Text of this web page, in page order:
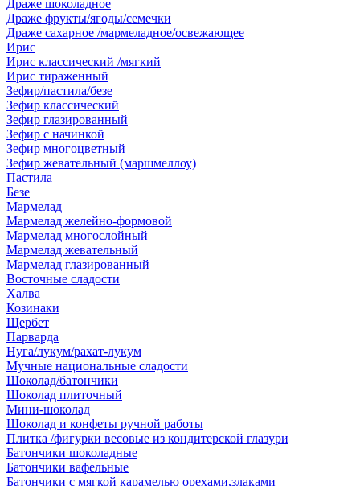
Драже шоколадное
Драже фрукты/ягоды/семечки
Драже сахарное /мармеладное/освежающее
Ирис
Ирис классический /мягкий
Ирис тираженный
Зефир/пастила/безе
Зефир классический
Зефир глазированный
Зефир с начинкой
Зефир многоцветный
Зефир жевательный (маршмеллоу)
Пастила
Безе
Мармелад
Мармелад желейно-формовой
Мармелад многослойный
Мармелад жевательный
Мармелад глазированный
Восточные сладости
Халва
Козинаки
Щербет
Парварда
Нуга/лукум/рахат-лукум
Мучные национальные сладости
Шоколад/батончики
Шоколад плиточный
Мини-шоколад
Шоколад и конфеты ручной работы
Плитка /фигурки весовые из кондитерской глазури
Батончики шоколадные
Батончики вафельные
Батончики с мягкой карамелью орехами,злаками